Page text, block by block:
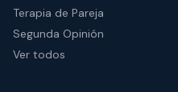
Terapia de Pareja
Segunda Opinión
Ver todos